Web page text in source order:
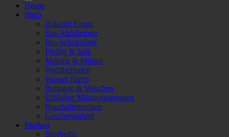
Home
Shop
Bokashi Eimer
Bio-Abfalleimer
Bio-Schokolade
Pfeffer & Salz
Mühlen & Mörser
Wohlbefinden
Wasser filtern
Reinigen & Waschen
Effektive Mikroorganismen
Haushaltstextilien
Geschenkideen
Marken
BioProffa